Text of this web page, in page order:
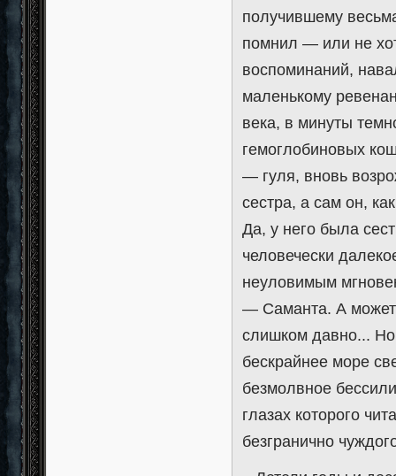
получившему
помнил — или не
воспоминаний,
маленькому
века, в минуты
гемоглобиновых
— гуля, вновь
сестра, а сам он,
Да, у него была
человечески
неуловимым
— Саманта. А
слишком давно... Но
бескрайнее море
безмолвное
глазах которого
безгранично